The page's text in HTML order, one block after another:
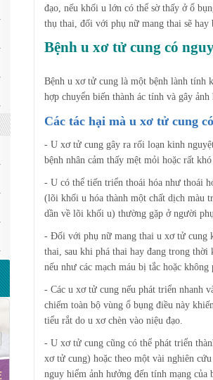
đạo, nếu khối u lớn có thể sờ thấy ở ổ
thụ thai, đối với phụ nữ mang thai sẽ hay
Bệnh u xơ tử cung có
Bệnh u xơ tử cung là một bệnh lành tính
hợp chuyển biến thành ác tính và gây
Các tác hại mà u xơ tử cung
- U xơ tử cung gây ra rối loạn kinh
bệnh nhân cảm thấy mệt mỏi hoặc rất
- U có thể tiến triển thoái hóa như thoái
(lõi khối u hóa thành một chất dịch màu
dần về lõi khối u) thường gặp ở người
- Đối với phụ nữ mang thai u xơ tử cung
thai, sau khi phá thai hay đang trong thời
nếu như các mạch máu bị tắc hoặc
- Các u xơ tử cung nếu phát triển nhanh
chiếm toàn bộ vùng ổ bụng điều này
tiểu rắt do u xơ chèn vào niệu đạo.
- U xơ tử cung cũng có thể phát triển
xơ tử cung) hoặc theo một vài nghiên
nguy hiểm ảnh hưởng đến tính mạng